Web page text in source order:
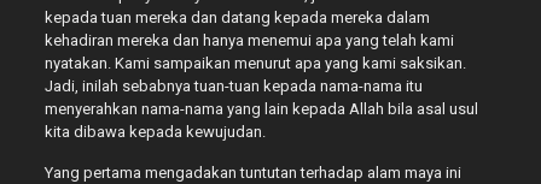
kepada tuan mereka dan datang kepada mereka dalam
kehadiran mereka dan hanya menemui apa yang telah kami
nyatakan. Kami sampaikan menurut apa yang kami saksikan.
Jadi, inilah sebabnya tuan-tuan kepada nama-nama itu
menyerahkan nama-nama yang lain kepada Allah bila asal usul
kita dibawa kepada kewujudan.
Yang pertama mengadakan tuntutan terhadap alam maya ini